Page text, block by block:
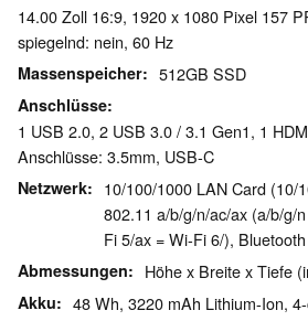
14.00 Zoll 16:9, 1920 x 1080 Pixel 157
spiegelnd: nein, 60 Hz
Massenspeicher 512GB SSD
Anschlüsse
1 USB 2.0, 2 USB 3.0 / 3.1 Gen1, 1
Anschlüsse: 3.5mm, USB-C
Netzwerk
10/100/1000 LAN Card (10/
802.11 a/b/g/n/ac/ax (a/b/g/
Fi 5/ax = Wi-Fi 6/),
Abmessungen Höhe x Breite x Tiefe
Akku 48 Wh, 3220 mAh Lithium-Ion,